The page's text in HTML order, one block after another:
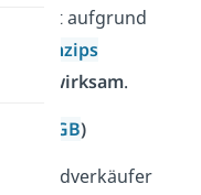
dich ist aufgrund
wirksam.
§ 122 BGB)